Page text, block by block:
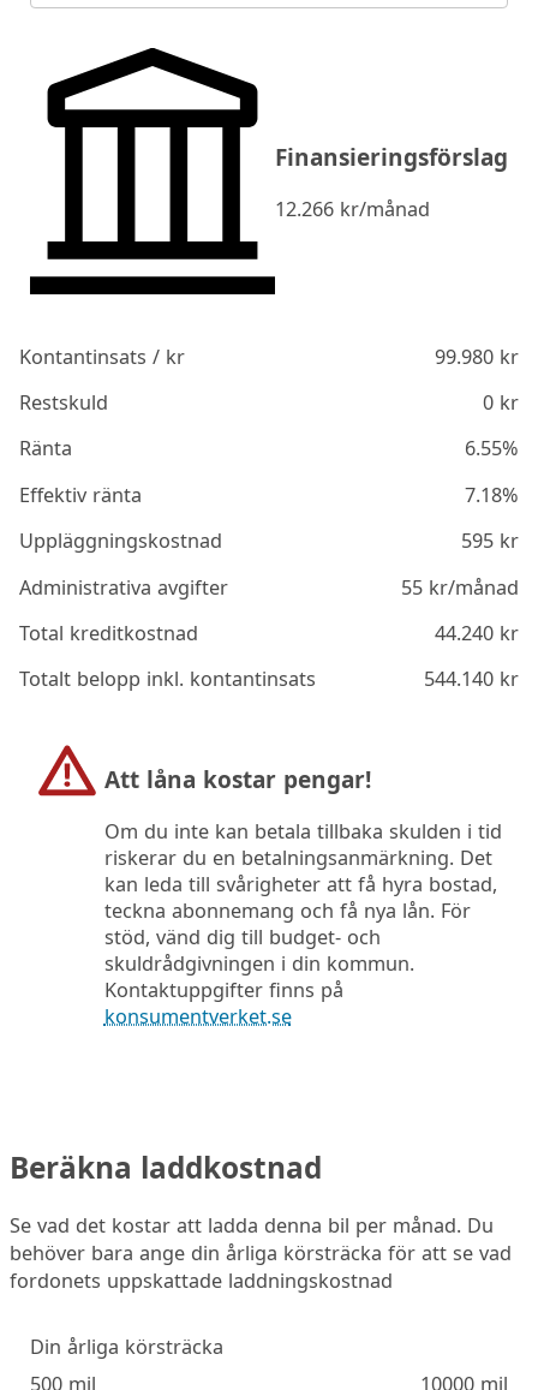
Finansieringsförslag
12.266 kr/månad
Kontantinsats / kr 99.980kr
Restskuld
0kr
Ränta
6.55%
Effektiv ränta
7.18%
Uppläggningskostnad
595kr
Administrativa avgifter
55kr/månad
Total kreditkostnad
44.240kr
Totalt belopp inkl. kontantinsats
544.140kr
Att låna kostar pengar!
Om du inte kan betala tillbaka skulden i tid
riskerar du en betalningsanmärkning. Det
kan leda till svårigheter att få hyra bostad,
teckna abonnemang och få nya lån. För
stöd, vänd dig till budget- och
skuldrådgivningen i din kommun.
Kontaktuppgifter finns på
konsumentverket.se
Beräkna laddkostnad
Se vad det kostar att ladda denna bil per månad. Du
behöver bara ange din årliga körsträcka för att se vad
fordonets uppskattade laddningskostnad
Din årliga körsträcka
500 mil
10000 mil